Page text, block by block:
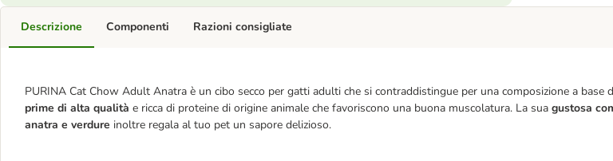
Descrizione
PURINA Cat Chow Adult Anatra è un cibo secco per gatti adulti che si contraddistingue per una composizione a base
prime di alta qualità e ricca di proteine di origine animale che favoriscono una buona muscolatura. La sua gustosa
anatra e verdure inoltre regala al tuo pet un sapore delizioso.
Componenti Razioni consigliate